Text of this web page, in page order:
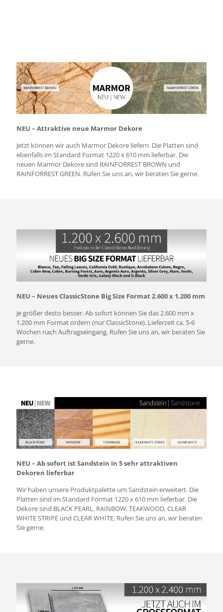
NEU – Attraktive neue Marmor Dekore
Jetzt können wir auch Marmor Dekore liefern. Die Platten sind
ebenfalls im Standard Format 1220 x 610 mm lieferbar. Die
neuen Marmor Dekore sind RAINFORREST BROWN und
RAINFORREST GREEN. Rufen Sie uns an, wir beraten Sie gerne.
NEU – Neues ClassicStone Big Size Format 2.600 x 1.200 mm
Je größer desto besser. Ab sofort können Sie das 2.600 mm x
1.200 mm Format ordern (nur ClassicStone). Lieferzeit ca. 5-6
Wochen nach Auftragseingang. Rufen Sie uns an, wir beraten Sie
gerne.
NEU – Ab sofort ist Sandstein in 5 sehr attraktiven
Dekoren lieferbar
Wir haben unsere Produktpalette um Sandstein erweitert. Die
Platten sind im Standard Format 1220 x 610 mm lieferbar. Die
Dekore sind BLACK PEARL, RAINBOW, TEAKWOOD, CLEAR
WHITE STRIPE und CLEAR WHITE. Rufen Sie uns an, wir beraten
Sie gerne.